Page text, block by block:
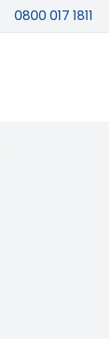
0800 017 1811